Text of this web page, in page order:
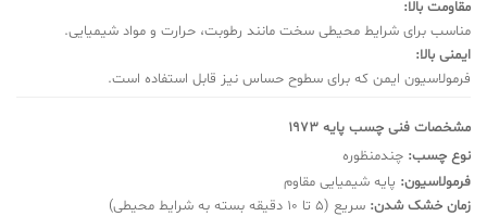
مقاومت بالا:
مناسب برای شرایط محیطی سخت مانند رطوبت، حرارت و مواد شیمیایی.
ایمنی بالا:
فرمولاسیون ایمن که برای سطوح حساس نیز قابل استفاده است.
مشخصات فنی چسب پایه 1973
نوع چسب: چندمنظوره
فرمولاسیون: پایه شیمیایی مقاوم
زمان خشک شدن: سریع (۵ تا ۱۰ دقیقه بسته به شرایط محیطی)